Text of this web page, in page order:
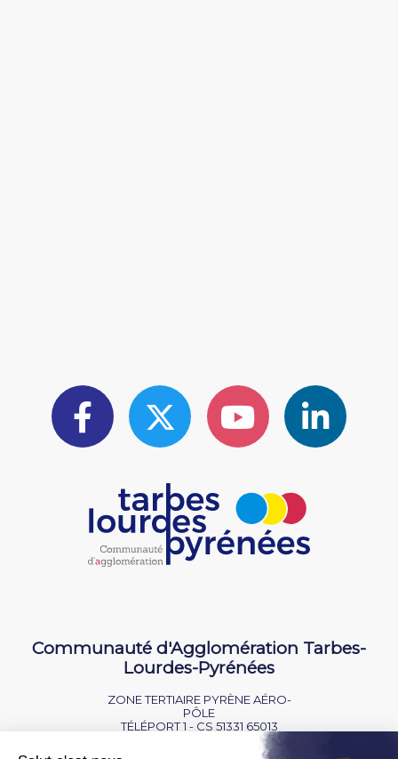
Communauté d'Agglomération Tarbes-
Lourdes-Pyrénées
ZONE TERTIAIRE PYRÈNE AÉRO-
PÔLE
TÉLÉPORT 1 - CS 51331 65013